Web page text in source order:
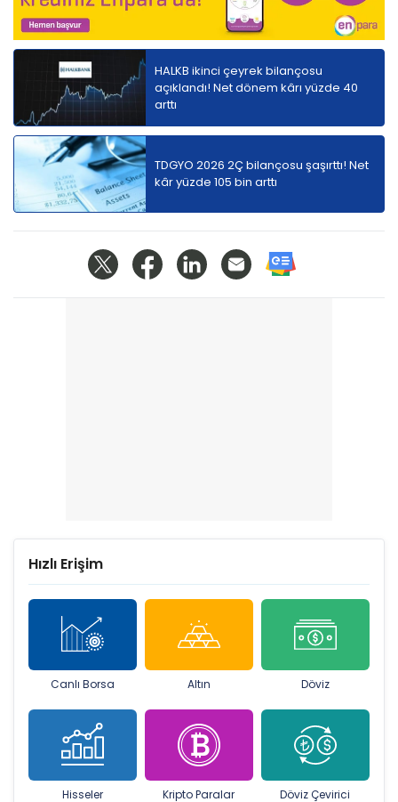
HALKB ikinci çeyrek bilançosu
açıklandı! Net dönem kârı yüzde 40
arttı
TDGYO 2026 2Ç bilançosu şaşırttı! Net
kâr yüzde 105 bin arttı
Hızlı Erişim
Canlı Borsa Altın Döviz
Hisseler Kripto Paralar Döviz Çevirici